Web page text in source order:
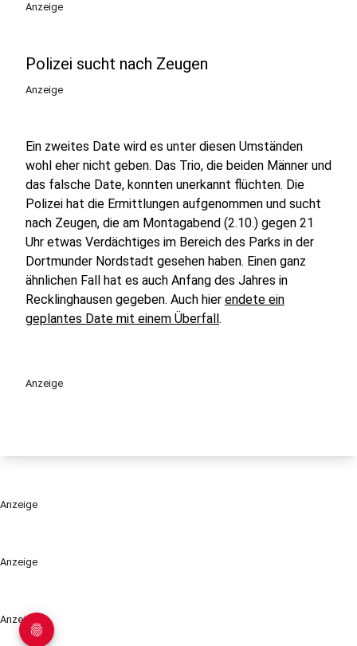
Anzeige
Anzeige
Anzeige
Polizei sucht nach Zeugen
Anzeige
Ein zweites Date wird es unter diesen Umständen
wohl eher nicht geben. Das Trio, die beiden Männer und
das falsche Date, konnten unerkannt flüchten. Die
Polizei hat die Ermittlungen aufgenommen und sucht
nach Zeugen, die am Montagabend (2.10.) gegen 21
Uhr etwas Verdächtiges im Bereich des Parks in der
Dortmunder Nordstadt gesehen haben. Einen ganz
ähnlichen Fall hat es auch Anfang des Jahres in
Recklinghausen gegeben. Auch hier endete ein
geplantes Date mit einem Überfall.
Anzeige
Anzeige